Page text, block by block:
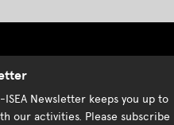
ISEA Newsletter keeps you up to
our activities. Please subscribe